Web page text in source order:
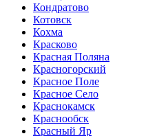
Кондратово
Котовск
Кохма
Красково
Красная Поляна
Красногорский
Красное Поле
Красное Село
Краснокамск
Краснообск
Красный Яр